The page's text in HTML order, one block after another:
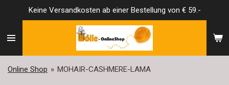
springen
Keine Versandkosten ab einer Bestellung von € 59.-
Online Shop » MOHAIR-CASHMERE-LAMA